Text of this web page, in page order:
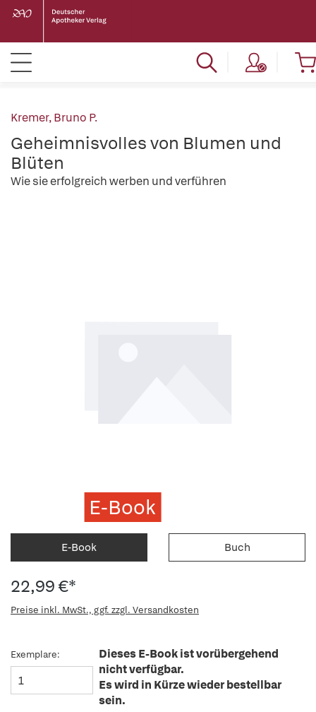
Kremer, Bruno P.
Geheimnisvolles von Blumen und
Blüten
Wie sie erfolgreich werben und verführen
E-Book
E-Book Buch
22,99 €*
Preise inkl. MwSt., ggf. zzgl. Versandkosten
Exemplare:
Dieses E-Book ist vorübergehend
nicht verfügbar.
Es wird in Kürze wieder bestellbar
sein.